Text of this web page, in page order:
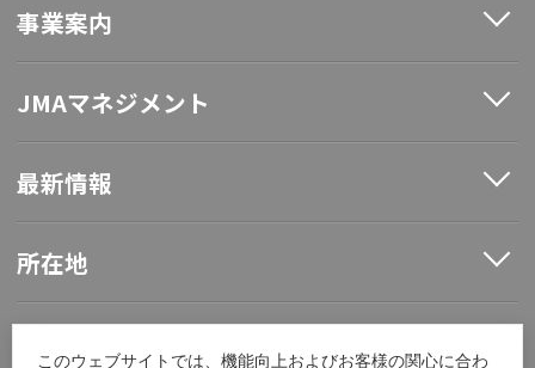
このウェブサイトでは、機能向上およびお客様の関心に合わ
事業案内
JMAマネジメント
最新情報
所在地